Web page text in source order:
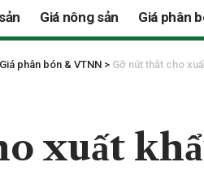
Giá nông sản Giá phân
Giá phân bón & VTNN > Gỡ nút thắt cho
xuất